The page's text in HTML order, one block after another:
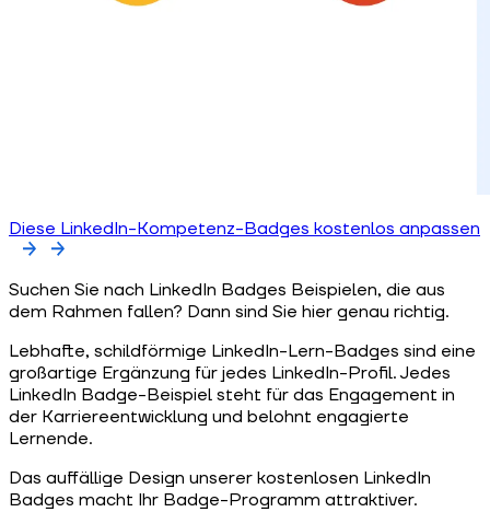
Diese LinkedIn-Kompetenz-Badges kostenlos anpassen
Suchen Sie nach LinkedIn Badges Beispielen, die aus
dem Rahmen fallen? Dann sind Sie hier genau richtig.
Lebhafte, schildförmige LinkedIn-Lern-Badges sind eine
großartige Ergänzung für jedes LinkedIn-Profil. Jedes
LinkedIn Badge-Beispiel steht für das Engagement in
der Karriereentwicklung und belohnt engagierte
Lernende.
Das auffällige Design unserer kostenlosen LinkedIn
Badges macht Ihr Badge-Programm attraktiver.